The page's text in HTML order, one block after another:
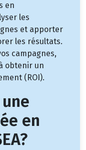
en
les
et apporter
les résultats.
campagnes,
obtenir un
(ROI).
en